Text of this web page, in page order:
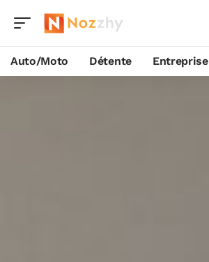
Auto/Moto Détente Entreprise